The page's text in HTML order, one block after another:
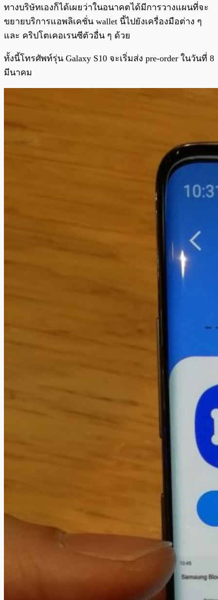
ทางบริษัทเองก็ได้เผยว่าในอนาคตได้มีการวางแผนที่จะ
ขยายบริการแอพลิเคชั่น wallet นี้ไปยังเครื่องมือต่าง ๆ
และ คริปโตเคอเรนซีตัวอื่น ๆ ด้วย
ทั้งนี้โทรศัพท์รุ่น Galaxy S10 จะเริ่มส่ง pre-order ในวันที่ 8
มีนาคม